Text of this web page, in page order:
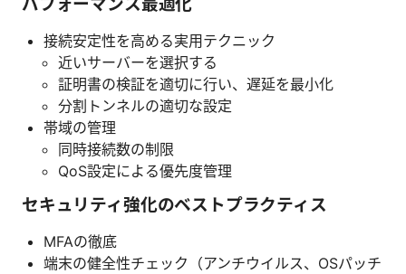
接続安定性を高める実用テクニック
近いサーバーを選択する
証明書の検証を適切に行い、遅延を最小化
分割トンネルの適切な設定
帯域の管理
同時接続数の制限
QoS設定による優先度管理
セキュリティ強化のベストプラクティス
MFAの徹底
端末の健全性チェック（アンチウイルス、OSパッチ